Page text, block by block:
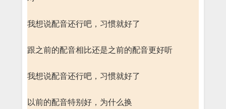
我想说配音还行吧，习惯就好了
跟之前的配音相比还是之前的配音更好听
我想说配音还行吧，习惯就好了
以前的配音特别好，为什么换